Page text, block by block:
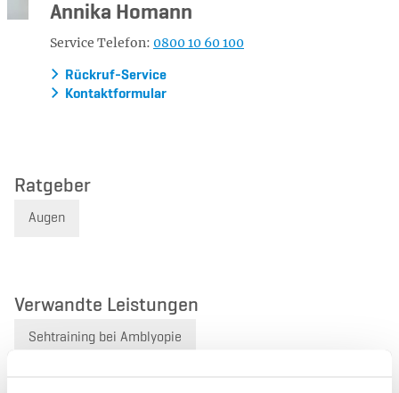
Annika Homann
Service Telefon: 0800 10 60 100
Rückruf-Service
Kontaktformular
Ratgeber
Augen
Verwandte Leistungen
Sehtraining bei Amblyopie